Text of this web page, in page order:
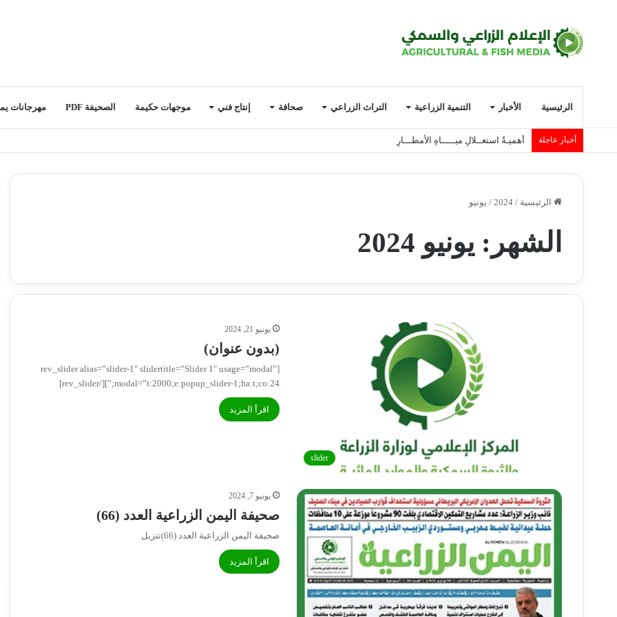
الرئيسية الأخبار التنمية الزراعية التراث الزراعي صحافة إنتاج فني موجهات حكيمة الصحيفة PDF مهرجانات
أخبار عاجلة أهميـةُ استغــلالِ ميـــــاهِ الأمطـــارِ
الرئيسية /
2024
/ يونيو
الشهر: يونيو 2024
slider
يونيو 21, 2024
(بدون عنوان)
[rev_slider alias=”slider-1″ slidertitle=”Slider 1″ usage=”modal”
modal=”t:2000;e:popup_slider-1;ha:t;co:24;”][/rev_slider]
اقرأ المزيد
يونيو 7, 2024
صحيفة اليمن الزراعية العدد (66)
صحيفة اليمن الزراعية العدد (66)تنزيل
اقرأ المزيد